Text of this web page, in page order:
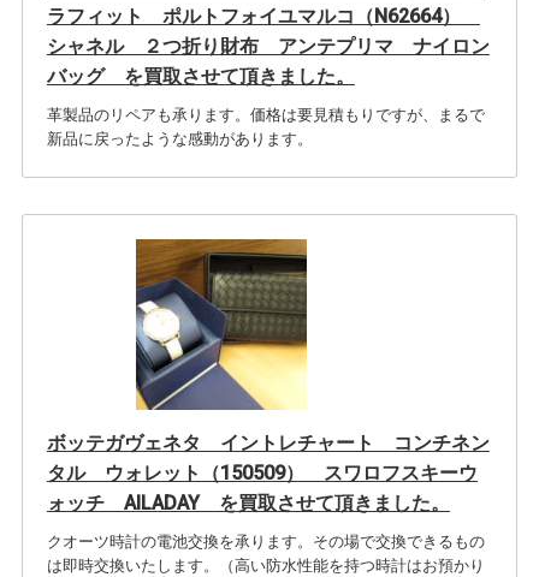
ラフィット ポルトフォイユマルコ（N62664）
シャネル ２つ折り財布 アンテプリマ ナイロン
バッグ を買取させて頂きました。
革製品のリペアも承ります。価格は要見積もりですが、まるで
新品に戻ったような感動があります。
ボッテガヴェネタ イントレチャート コンチネン
タル ウォレット（150509） スワロフスキーウ
ォッチ AILADAY を買取させて頂きました。
クオーツ時計の電池交換を承ります。その場で交換できるもの
は即時交換いたします。（高い防水性能を持つ時計はお預かり